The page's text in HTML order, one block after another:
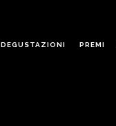
DEGUSTAZIONI PREMI